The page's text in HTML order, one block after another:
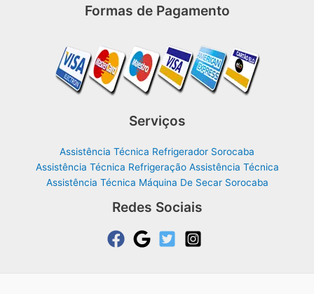
Formas de Pagamento
Serviços
Assistência Técnica Refrigerador Sorocaba
Assistência Técnica Refrigeração Assistência Técnica
Assistência Técnica Máquina De Secar Sorocaba
Redes Sociais